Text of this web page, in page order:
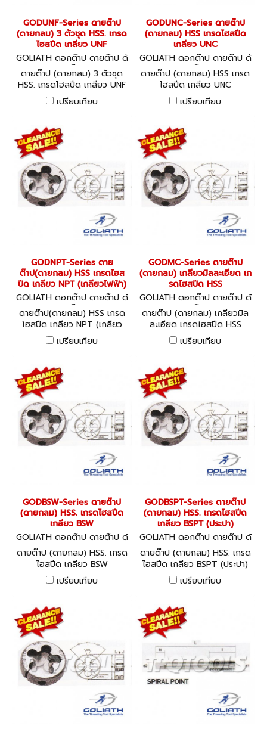
GODUNF-Series ดายต๊าป
(ดายกลม) 3 ตัวชุด HSS. เกรด
ไฮสปีด เกลียว UNF
GOLIATH ดอกต๊าป ดายต๊าป ด้
ามต๊าป
ดายต๊าป (ดายกลม) 3 ตัวชุด
HSS. เกรดไฮสปีด เกลียว UNF
เปรียบเทียบ
GODUNC-Series ดายต๊าป
(ดายกลม) HSS เกรดไฮสปีด
เกลียว UNC
GOLIATH ดอกต๊าป ดายต๊าป ด้
ามต๊าป
ดายต๊าป (ดายกลม) HSS เกรด
ไฮสปีด เกลียว UNC
เปรียบเทียบ
GODNPT-Series ดาย
ต๊าป(ดายกลม) HSS เกรดไฮส
ปีด เกลียว NPT (เกลียวไฟฟ้า)
GOLIATH ดอกต๊าป ดายต๊าป ด้
ามต๊าป
ดายต๊าป(ดายกลม) HSS เกรด
ไฮสปีด เกลียว NPT (เกลียว
ไฟฟ้า)
เปรียบเทียบ
GODMC-Series ดายต๊าป
(ดายกลม) เกลียวมิลละเอียด เก
รดไฮสปีด HSS
GOLIATH ดอกต๊าป ดายต๊าป ด้
ามต๊าป
ดายต๊าป (ดายกลม) เกลียวมิล
ละเอียด เกรดไฮสปีด HSS
เปรียบเทียบ
GODBSW-Series ดายต๊าป
(ดายกลม) HSS. เกรดไฮสปีด
เกลียว BSW
GOLIATH ดอกต๊าป ดายต๊าป ด้
ามต๊าป
ดายต๊าป (ดายกลม) HSS. เกรด
ไฮสปีด เกลียว BSW
เปรียบเทียบ
GODBSPT-Series ดายต๊าป
(ดายกลม) HSS. เกรดไฮสปีด
เกลียว BSPT (ประปา)
GOLIATH ดอกต๊าป ดายต๊าป ด้
ามต๊าป
ดายต๊าป (ดายกลม) HSS. เกรด
ไฮสปีด เกลียว BSPT (ประปา)
เปรียบเทียบ